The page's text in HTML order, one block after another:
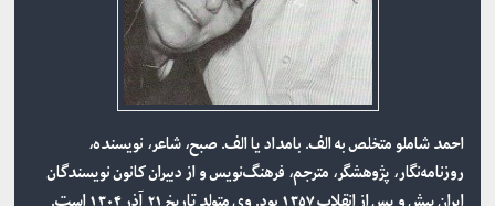
احمد شاملو متخلص به الف. بامداد یا الف. صبح، شاعر، نویسنده،
روزنامه‌نگار، پژوهشگر، مترجم، فرهنگ‌نویس و از دبیران کانون نویسندگان